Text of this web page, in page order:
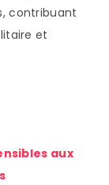
contribuant
et
aux